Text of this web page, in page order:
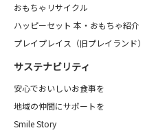
おもちゃリサイクル
ハッピーセット 本・おもちゃ紹介
プレイプレイス（旧プレイランド）
サステナビリティ
安心でおいしいお食事を
地域の仲間にサポートを
Smile Story